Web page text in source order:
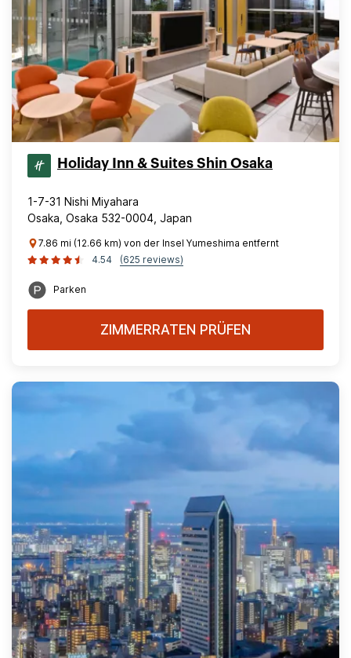
Holiday Inn & Suites Shin Osaka
1-7-31 Nishi Miyahara
Osaka, Osaka 532-0004, Japan
7.86 mi (12.66 km) von der Insel Yumeshima entfernt
4.54
(625 reviews)
Parken
ZIMMERRATEN PRÜFEN